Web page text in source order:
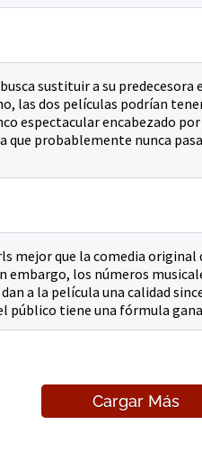
sustituir a su
las dos películas podrían
espectacular encabezado
que probablemente nunca
mejor que la comedia original
embargo, los números
a la película una calidad
público tiene una fórmula
Cargar Más